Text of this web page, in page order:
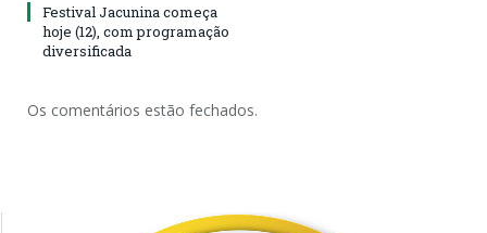
Festival Jacunina começa
hoje (12), com programação
diversificada
Os comentários estão fechados.